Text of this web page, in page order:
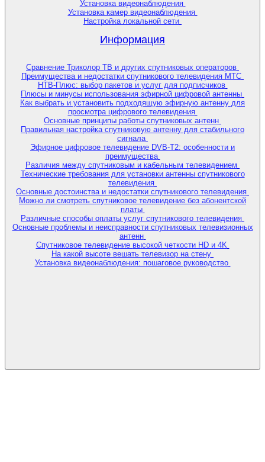
Установка видеонаблюдения
Установка камер видеонаблюдения
Настройка локальной сети
Информация
Сравнение Триколор ТВ и других спутниковых операторов
Преимущества и недостатки спутникового телевидения МТС
НТВ-Плюс: выбор пакетов и услуг для подписчиков
Плюсы и минусы использования эфирной цифровой антенны
Как выбрать и установить подходящую эфирную антенну для
просмотра цифрового телевидения
Основные принципы работы спутниковых антенн
Правильная настройка спутниковую антенну для стабильного
сигнала
Эфирное цифровое телевидение DVB-T2: особенности и
преимущества
Различия между спутниковым и кабельным телевидением
Технические требования для установки антенны спутникового
телевидения
Основные достоинства и недостатки спутникового телевидения
Можно ли смотреть спутниковое телевидение без абонентской
платы
Различные способы оплаты услуг спутникового телевидения
Основные проблемы и неисправности спутниковых телевизионных
антенн
Спутниковое телевидение высокой четкости HD и 4K
На какой высоте вешать телевизор на стену
Установка видеонаблюдения: пошаговое руководство